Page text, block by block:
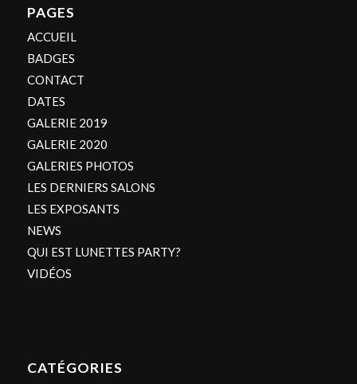
PAGES
ACCUEIL
BADGES
CONTACT
DATES
GALERIE 2019
GALERIE 2020
GALERIES PHOTOS
LES DERNIERS SALONS
LES EXPOSANTS
NEWS
QUI EST LUNETTES PARTY?
VIDÉOS
CATÉGORIES